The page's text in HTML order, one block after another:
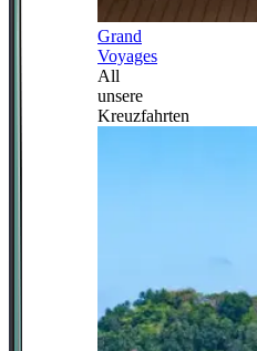
Grand
Voyages
All
unsere
Kreuzfahrten